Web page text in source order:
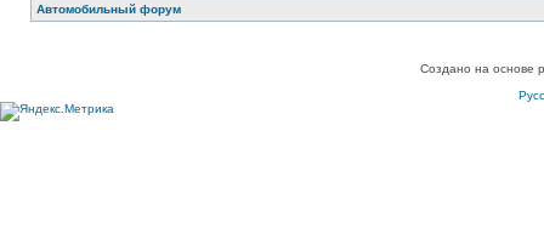
Автомобильный форум
Создано на основе